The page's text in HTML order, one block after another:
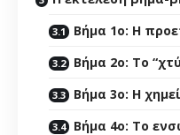
Βήμα 1ο: Η
Βήμα 2ο: Το
Βήμα 3ο: Η
Βήμα 4ο: Το